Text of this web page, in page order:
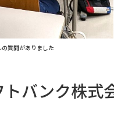
質問がありました
バンク株式